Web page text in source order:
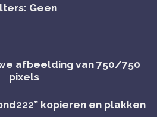
Geen
afbeelding van 750/750
pixels
kopieren en plakken